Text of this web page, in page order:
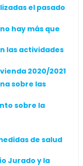
el pasado
hay más que
las actividades
2020/2021
sobre las
sobre la
de salud
Jurado y la